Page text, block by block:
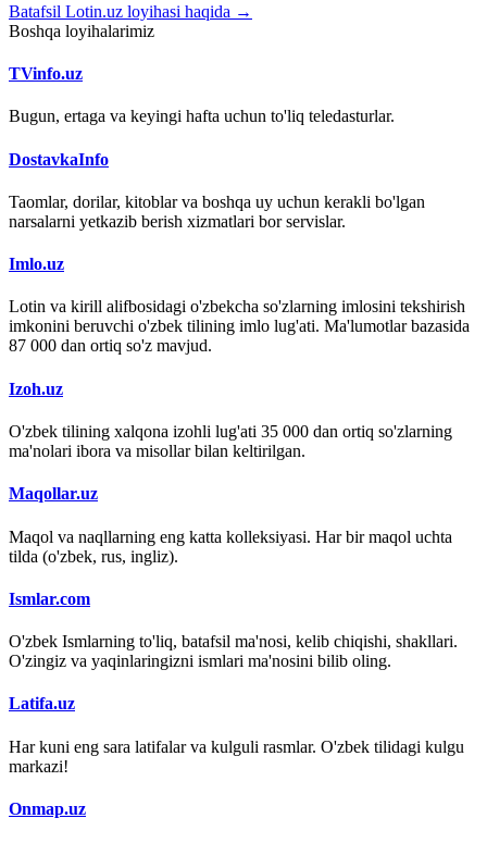
Batafsil Lotin.uz loyihasi haqida →
Boshqa loyihalarimiz
TVinfo.uz
Bugun, ertaga va keyingi hafta uchun to'liq teledasturlar.
DostavkaInfo
Taomlar, dorilar, kitoblar va boshqa uy uchun kerakli bo'lgan
narsalarni yetkazib berish xizmatlari bor servislar.
Imlo.uz
Lotin va kirill alifbosidagi o'zbekcha so'zlarning imlosini tekshirish
imkonini beruvchi o'zbek tilining imlo lug'ati. Ma'lumotlar bazasida
87 000 dan ortiq so'z mavjud.
Izoh.uz
O'zbek tilining xalqona izohli lug'ati 35 000 dan ortiq so'zlarning
ma'nolari ibora va misollar bilan keltirilgan.
Maqollar.uz
Maqol va naqllarning eng katta kolleksiyasi. Har bir maqol uchta
tilda (o'zbek, rus, ingliz).
Ismlar.com
O'zbek Ismlarning to'liq, batafsil ma'nosi, kelib chiqishi, shakllari.
O'zingiz va yaqinlaringizni ismlari ma'nosini bilib oling.
Latifa.uz
Har kuni eng sara latifalar va kulguli rasmlar. O'zbek tilidagi kulgu
markazi!
Onmap.uz